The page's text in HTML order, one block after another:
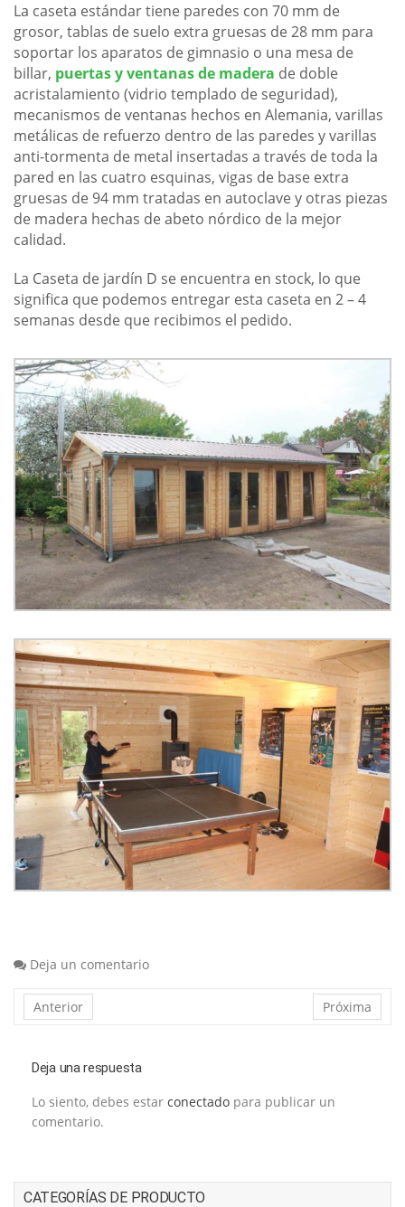
La caseta estándar tiene paredes con 70 mm de
grosor, tablas de suelo extra gruesas de 28 mm para
soportar los aparatos de gimnasio o una mesa de
billar, puertas y ventanas de madera de doble
acristalamiento (vidrio templado de seguridad),
mecanismos de ventanas hechos en Alemania, varillas
metálicas de refuerzo dentro de las paredes y varillas
anti-tormenta de metal insertadas a través de toda la
pared en las cuatro esquinas, vigas de base extra
gruesas de 94 mm tratadas en autoclave y otras piezas
de madera hechas de abeto nórdico de la mejor
calidad.
La Caseta de jardín D se encuentra en stock, lo que
significa que podemos entregar esta caseta en 2 – 4
semanas desde que recibimos el pedido.
Deja un comentario
Anterior Próxima
Deja una respuesta
Lo siento, debes estar conectado para publicar un
comentario.
CATEGORÍAS DE PRODUCTO